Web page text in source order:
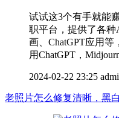
试试这3个有手就能
职平台，提供了各
画、ChatGPT应用等
用ChatGPT，
2024-02-22 23:25
老照片怎么修复清晰，黑